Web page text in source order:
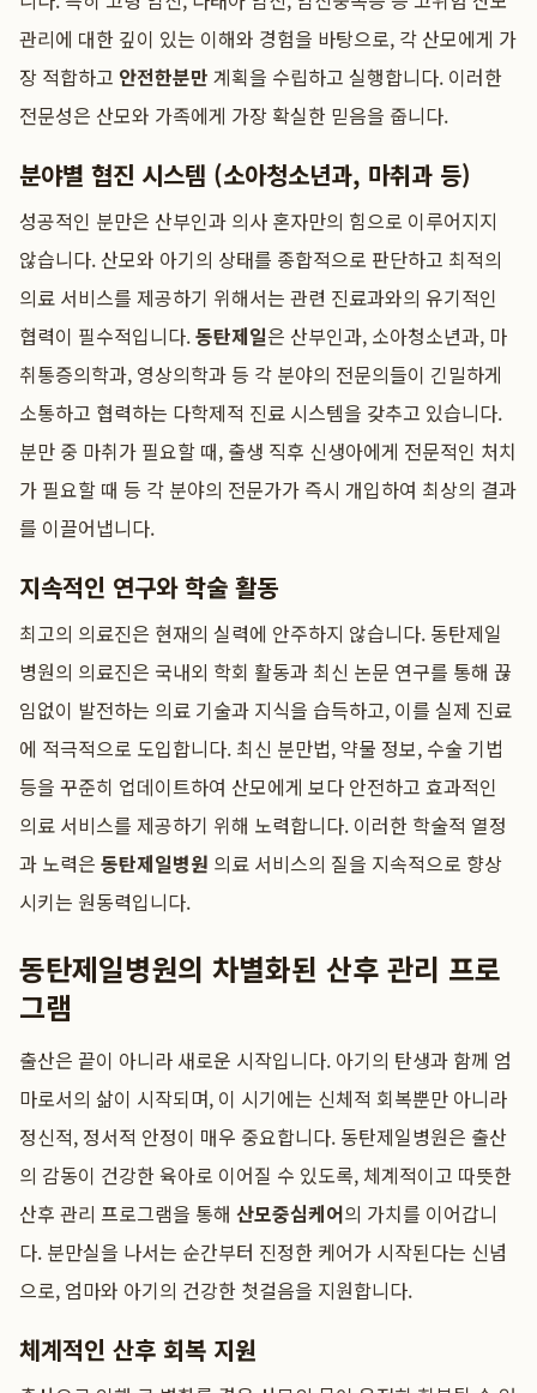
관리에 대한 깊이 있는 이해와 경험을 바탕으로, 각 산모에게 가
장 적합하고 안전한분만 계획을 수립하고 실행합니다. 이러한
전문성은 산모와 가족에게 가장 확실한 믿음을 줍니다.
분야별 협진 시스템 (소아청소년과, 마취과 등)
성공적인 분만은 산부인과 의사 혼자만의 힘으로 이루어지지
않습니다. 산모와 아기의 상태를 종합적으로 판단하고 최적의
의료 서비스를 제공하기 위해서는 관련 진료과와의 유기적인
협력이 필수적입니다.동탄제일은 산부인과, 소아청소년과, 마
취통증의학과, 영상의학과 등 각 분야의 전문의들이 긴밀하게
소통하고 협력하는 다학제적 진료 시스템을 갖추고 있습니다.
분만 중 마취가 필요할 때, 출생 직후 신생아에게 전문적인 처치
가 필요할 때 등 각 분야의 전문가가 즉시 개입하여 최상의 결과
를 이끌어냅니다.
지속적인 연구와 학술 활동
최고의 의료진은 현재의 실력에 안주하지 않습니다. 동탄제일
병원의 의료진은 국내외 학회 활동과 최신 논문 연구를 통해 끊
임없이 발전하는 의료 기술과 지식을 습득하고, 이를 실제 진료
에 적극적으로 도입합니다. 최신 분만법, 약물 정보, 수술 기법
등을 꾸준히 업데이트하여 산모에게 보다 안전하고 효과적인
의료 서비스를 제공하기 위해 노력합니다. 이러한 학술적 열정
과 노력은 동탄제일병원 의료 서비스의 질을 지속적으로 향상
시키는 원동력입니다.
동탄제일병원의 차별화된 산후 관리 프로
그램
출산은 끝이 아니라 새로운 시작입니다. 아기의 탄생과 함께 엄
마로서의 삶이 시작되며, 이 시기에는 신체적 회복뿐만 아니라
정신적, 정서적 안정이 매우 중요합니다. 동탄제일병원은 출산
의 감동이 건강한 육아로 이어질 수 있도록, 체계적이고 따뜻한
산후 관리 프로그램을 통해 산모중심케어의 가치를 이어갑니
다. 분만실을 나서는 순간부터 진정한 케어가 시작된다는 신념
으로, 엄마와 아기의 건강한 첫걸음을 지원합니다.
체계적인 산후 회복 지원